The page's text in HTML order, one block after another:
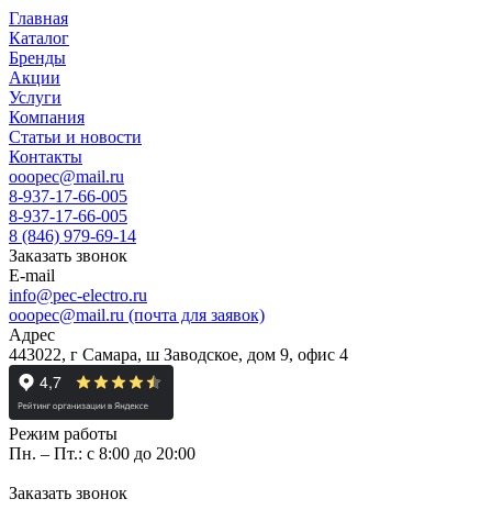
Главная
Каталог
Бренды
Акции
Услуги
Компания
Статьи и новости
Контакты
ooopec@mail.ru
8-937-17-66-005
8-937-17-66-005
8 (846) 979-69-14
Заказать звонок
E-mail
info@pec-electro.ru
ooopec@mail.ru (почта для заявок)
Адрес
443022, г Самара, ш Заводское, дом 9, офис 4
Режим работы
Пн. – Пт.: с 8:00 до 20:00
Заказать звонок